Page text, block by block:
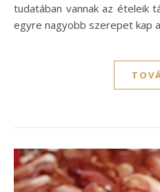
tudatában vannak az ételeik
egyre nagyobb szerepet kap